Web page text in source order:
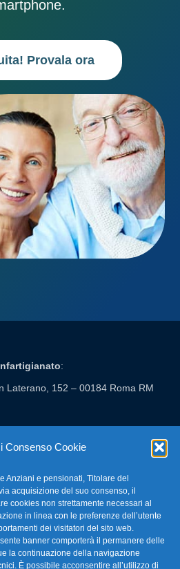
Consenso Cookie
Anziani e pensionati, Titolare del
acquisizione del suo consenso, il
cookies non strettamente necessari al
in linea con le preferenze dell’utente
dei visitatori del sito web.
banner comporterà il permanere delle
la continuazione della navigazione
È possibile acconsentire all’utilizzo di
Provala ora
:
Laterano, 152 – 00184 Roma RM
Frequenti